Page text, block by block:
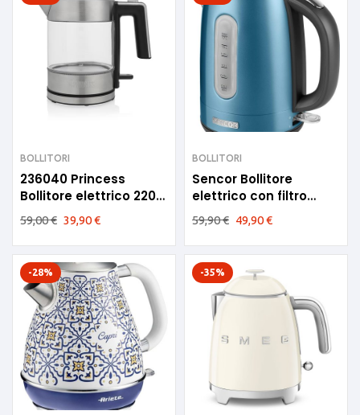
BOLLITORI
236040 Princess
Bollitore elettrico 2200
W 1lt
59,00€ 39,90€
BOLLITORI
Sencor Bollitore
elettrico con filtro
rimovibile 1,7 L SWK
1772BL
59,90€ 49,90€
-28% -35%